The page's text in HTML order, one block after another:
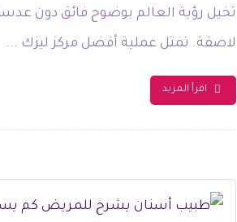
تخيل رؤية العالم بوضوح فائق دون
لاصقة. تمثل عملية أفضل مركز ليزك ...
اقرأ المزيد